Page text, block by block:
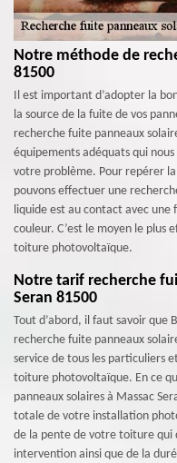
Notre méthode de
81500
Il est important d’adopter la
la source de la fuite de vos
recherche fuite panneaux
équipements adéquats qui
votre problème. Pour repérer
pouvons effectuer une
liquide est au contact avec une
couleur. C’est le moyen le
toiture photovoltaïque.
Notre tarif recherche
Seran 81500
Tout d’abord, il faut savoir que
recherche fuite panneaux
service de tous les particuliers
toiture photovoltaïque. En ce
panneaux solaires à Massac
totale de votre installation
de la pente de votre toiture
intervention ainsi que de la